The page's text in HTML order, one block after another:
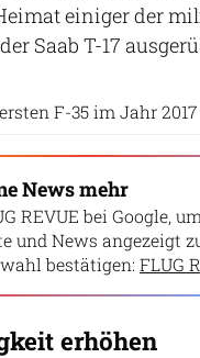
einiger der
Saab T-17
F-35 im Jahr
News mehr
REVUE bei Google,
und News angezeigt
bestätigen: FLUG
erhöhen